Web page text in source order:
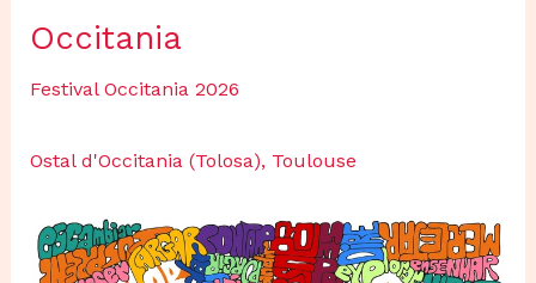
Occitania
Festival Occitania 2026
Ostal d'Occitania (Tolosa), Toulouse